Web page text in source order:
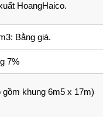
HoangHaico.
Bằng giá.
7%
khung 6m5 x 17m)